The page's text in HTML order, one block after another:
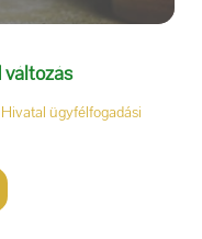
változás
ügyfélfogadási